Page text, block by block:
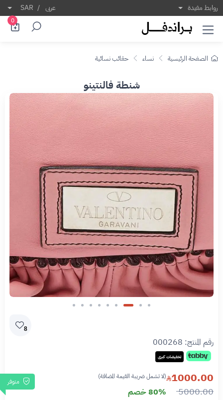
روابط مفيدة عربى /
SAR
0
الصفحة الرئيسية نساء حقائب نسائية
شنطة فالنتينو
8
رقم المنتج: 000268
تخفيضات كبرى
متوفر 1000.00 (لا تشمل ضريبة القيمة المضافة)
5000.00 80% خصم